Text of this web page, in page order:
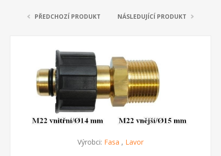
PŘEDCHOZÍ PRODUKT NÁSLEDUJÍCÍ PRODUKT
Výrobci: Fasa , Lavor